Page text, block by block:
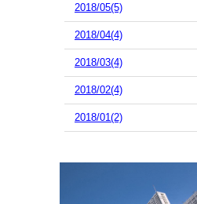
2018/05(5)
2018/04(4)
2018/03(4)
2018/02(4)
2018/01(2)